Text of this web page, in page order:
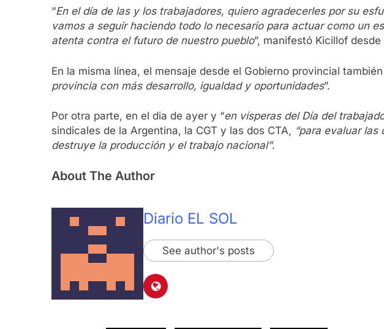
“En el día de las y los trabajadores, quiero agradecerles por su
vamos a seguir haciendo todo lo necesario para actuar como un
atenta contra el futuro de nuestro pueblo”, manifestó Kicillof
En la misma línea, el mensaje desde el Gobierno provincial
provincia con más desarrollo, igualdad y oportunidades”.
Por otra parte, en el dia de ayer y “en vísperas del Día del
sindicales de la Argentina, la CGT y las dos CTA, “para evaluar
destruye la producción y el trabajo nacional”.
About The Author
Diario EL SOL
See author's posts